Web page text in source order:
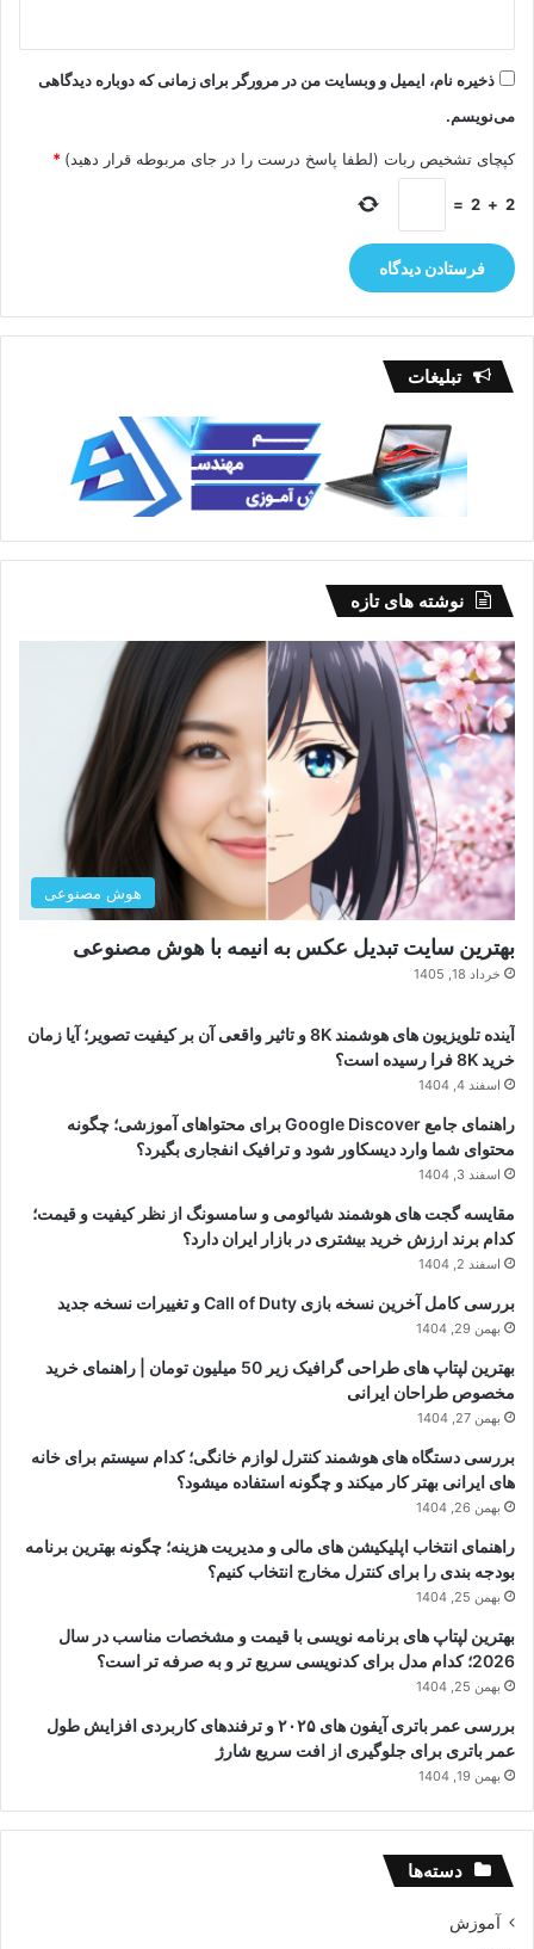
ذخیره نام، ایمیل و وبسایت من در مرورگر برای زمانی که دوباره دیدگاهی
می‌نویسم.
کپچای تشخیص ربات (لطفا پاسخ درست را در جای مربوطه قرار دهید) *
2
+
2
=
تبلیغات
نوشته های تازه
هوش مصنوعی
بهترین سایت تبدیل عکس به انیمه با هوش مصنوعی
خرداد 18, 1405
آینده تلویزیون های هوشمند 8K و تاثیر واقعی آن بر کیفیت تصویر؛ آیا زمان
خرید 8K فرا رسیده است؟
اسفند 4, 1404
راهنمای جامع Google Discover برای محتواهای آموزشی؛ چگونه
محتوای شما وارد دیسکاور شود و ترافیک انفجاری بگیرد؟
اسفند 3, 1404
مقایسه گجت های هوشمند شیائومی و سامسونگ از نظر کیفیت و قیمت؛
کدام برند ارزش خرید بیشتری در بازار ایران دارد؟
اسفند 2, 1404
بررسی کامل آخرین نسخه بازی Call of Duty و تغییرات نسخه جدید
بهمن 29, 1404
بهترین لپتاپ های طراحی گرافیک زیر 50 میلیون تومان | راهنمای خرید
مخصوص طراحان ایرانی
بهمن 27, 1404
بررسی دستگاه های هوشمند کنترل لوازم خانگی؛ کدام سیستم برای خانه
های ایرانی بهتر کار میکند و چگونه استفاده میشود؟
بهمن 26, 1404
راهنمای انتخاب اپلیکیشن های مالی و مدیریت هزینه؛ چگونه بهترین برنامه
بودجه بندی را برای کنترل مخارج انتخاب کنیم؟
بهمن 25, 1404
بهترین لپتاپ های برنامه نویسی با قیمت و مشخصات مناسب در سال
2026؛ کدام مدل برای کدنویسی سریع تر و به صرفه تر است؟
بهمن 25, 1404
بررسی عمر باتری آیفون های ۲۰۲۵ و ترفندهای کاربردی افزایش طول
عمر باتری برای جلوگیری از افت سریع شارژ
بهمن 19, 1404
دسته‌ها
آموزش